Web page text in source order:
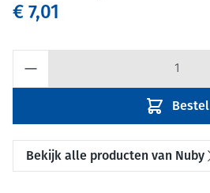
€ 7,01
Bestel
Bekijk alle producten van Nuby